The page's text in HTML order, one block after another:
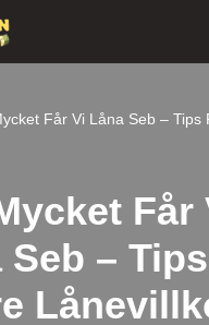
Får Vi Låna Seb – Tips
Får
Seb –